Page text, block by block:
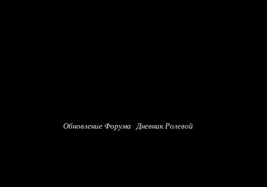
Обновление Форума Дневник Ролевой